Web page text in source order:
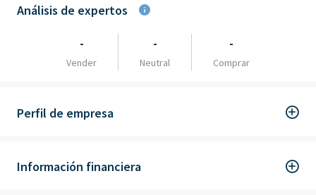
Análisis de expertos
-
Vender
-
Neutral
-
Comprar
Perfil de empresa
Información financiera